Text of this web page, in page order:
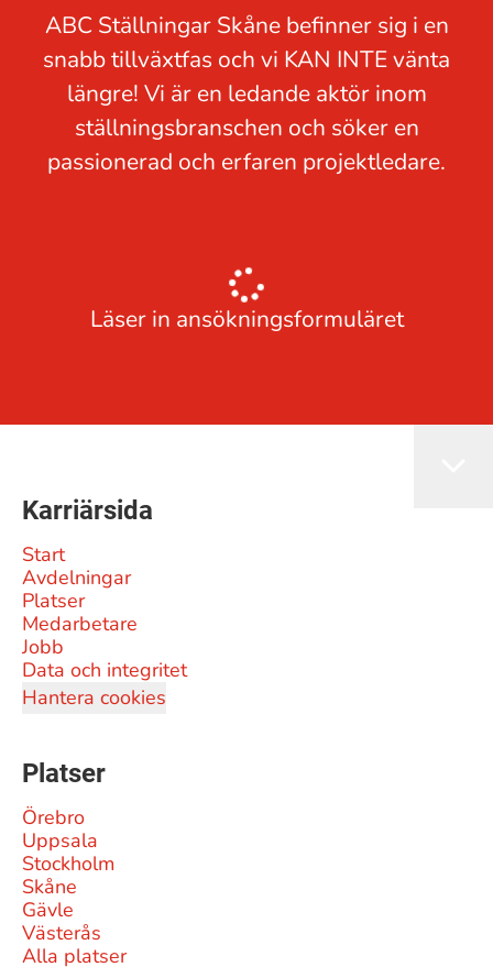
ABC Ställningar Skåne befinner sig i en
snabb tillväxtfas och vi KAN INTE vänta
längre! Vi är en ledande aktör inom
ställningsbranschen och söker en
passionerad och erfaren projektledare.
Läser in ansökningsformuläret
Karriärsida
Start
Avdelningar
Platser
Medarbetare
Jobb
Data och integritet
Hantera cookies
Platser
Örebro
Uppsala
Stockholm
Skåne
Gävle
Västerås
Alla platser